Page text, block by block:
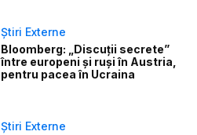
Știri Externe
Bloomberg: „Discuții secrete”
între europeni și ruși în Austria,
pentru pacea în Ucraina
Știri Externe